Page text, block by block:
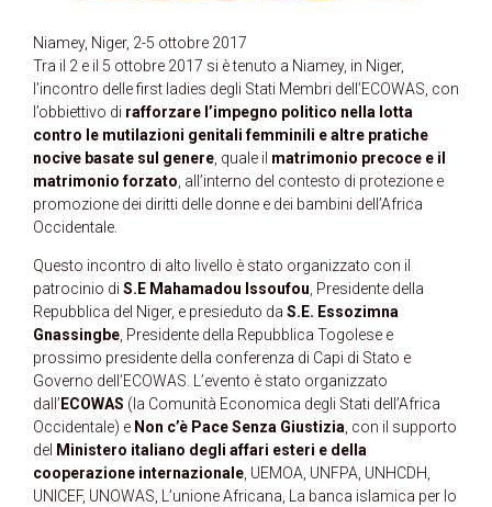
Niamey, Niger, 2-5 ottobre 2017
Tra il 2 e il 5 ottobre 2017 si è tenuto a Niamey, in Niger,
l’incontro delle first ladies degli Stati Membri dell’ECOWAS, con
l’obbiettivo di rafforzare l’impegno politico nella lotta
contro le mutilazioni genitali femminili e altre pratiche
nocive basate sul genere , quale il matrimonio precoce e il
matrimonio forzato , all’interno del contesto di protezione e
promozione dei diritti delle donne e dei bambini dell’Africa
Occidentale.
Questo incontro di alto livello è stato organizzato con il
patrocinio di S.E Mahamadou Issoufou , Presidente della
Repubblica del Niger, e presieduto da S.E. Essozimna
Gnassingbe , Presidente della Repubblica Togolese e
prossimo presidente della conferenza di Capi di Stato e
Governo dell’ECOWAS. L’evento è stato organizzato
dall’ ECOWAS (la Comunità Economica degli Stati dell’Africa
Occidentale) e Non c’è Pace Senza Giustizia , con il supporto
del Ministero italiano degli affari esteri e della
cooperazione internazionale , UEMOA, UNFPA, UNHCDH,
UNICEF, UNOWAS, L’unione Africana, La banca islamica per lo